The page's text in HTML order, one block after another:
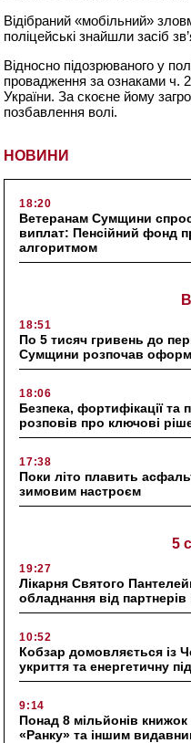
НОВИНИ
18:20
Ветеранам Сумщини
виплат: Пенсійний фонд
алгоритмом
18:51
По 5 тисяч гривень до
Сумщини розпочав
18:06
Безпека, фортифікації та
розповів про ключові
17:38
Поки літо плавить
зимовим настроєм
5
19:27
Лікарня Святого
обладнання від партнерів
10:52
Кобзар домовляється із
укриття та енергетичну
9:14
Понад 8 мільйонів
«Ранку» та іншим
Відібраний «мобільний»
поліцейські знайшли засіб
Відносно підозрюваного у
провадження за ознаками ч.
України. За скоєне йому
позбавлення волі.